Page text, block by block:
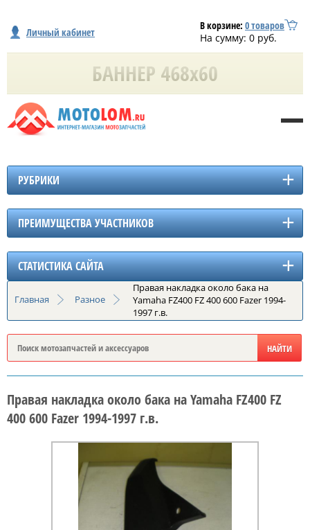
Личный кабинет В корзине: 0товаров
На сумму: 0 руб.
РУБРИКИ
ПРЕИМУЩЕСТВА УЧАСТНИКОВ
СТАТИСТИКА САЙТА
Главная Разное
Правая накладка около бака на
Yamaha FZ400 FZ 400 600 Fazer 1994-
1997 г.в.
Правая накладка около бака на Yamaha FZ400 FZ
400 600 Fazer 1994-1997 г.в.